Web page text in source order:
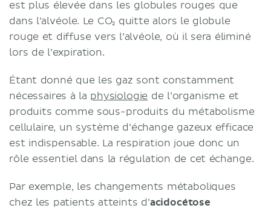
est plus élevée dans les globules rouges que
dans l’alvéole. Le CO₂ quitte alors le globule
rouge et diffuse vers l’alvéole, où il sera éliminé
lors de l’expiration.
Étant donné que les gaz sont constamment
nécessaires à la physiologie de l’organisme et
produits comme sous-produits du métabolisme
cellulaire, un système d’échange gazeux efficace
est indispensable. La respiration joue donc un
rôle essentiel dans la régulation de cet échange.
Par exemple, les changements métaboliques
chez les patients atteints d’acidocétose